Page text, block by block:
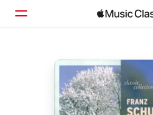
ホーム
見つける